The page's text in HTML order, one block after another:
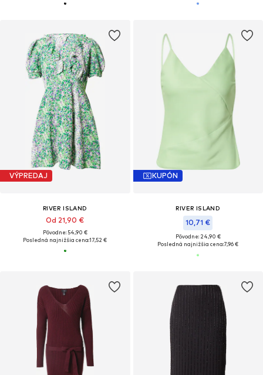
VÝPREDAJ
RIVER ISLAND
Od 21,90 €
Pôvodne: 54,90 €
Posledná najnižšia cena:17,52 €
KUPÓN
RIVER ISLAND
10,71 €
Pôvodne: 24,90 €
Posledná najnižšia cena:7,96 €